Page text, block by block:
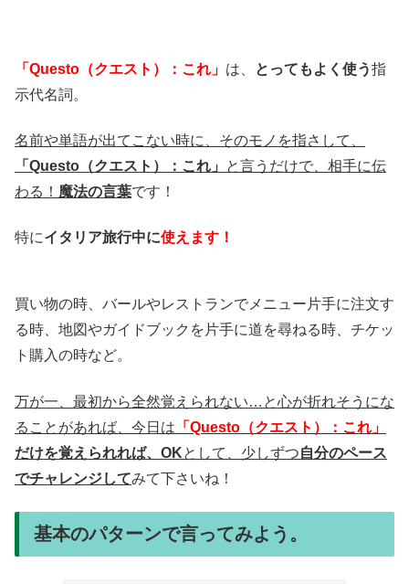
「Questo（クエスト）：これ」 は、 とってもよく使う指
示代名詞。
名前や単語が出てこない時に、そのモノを指さして、
「Questo（クエスト）：これ」
と言うだけで、相手に伝
わる！ 魔法の言葉です！
特にイタリア旅行中に使えます！
買い物の時、バールやレストランでメニュー片手に注文す
る時、地図やガイドブックを片手に道を尋ねる時、チケッ
ト購入の時など。
万が一、最初から全然覚えられない…と心が折れそうにな
ることがあれば、今日は 「Questo（クエスト）：これ」
だけを覚えられれば、OKとして、少しずつ自分のペース
でチャレンジしてみて下さいね！
基本のパターンで言ってみよう。